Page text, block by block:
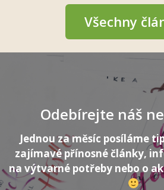
Všechny
Odebírejte náš
Jednou za měsíc posíláme
zajímavé přínosné články,
na výtvarné potřeby nebo o